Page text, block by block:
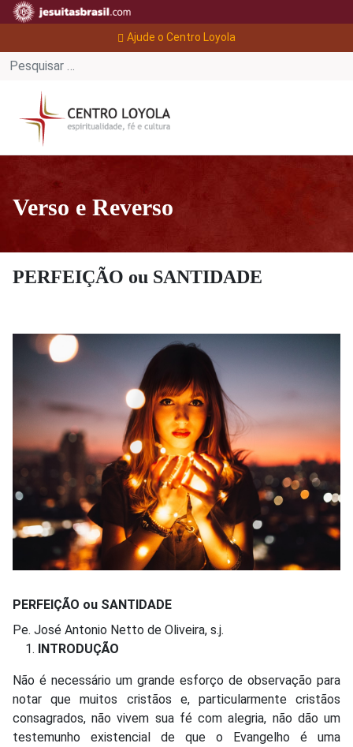
Ajude o Centro Loyola
Verso e Reverso
PERFEIÇÃO ou SANTIDADE
PERFEIÇÃO ou SANTIDADE
Pe. José Antonio Netto de Oliveira, s.j.
INTRODUÇÃO
Não é necessário um grande esforço de observação para
notar que muitos cristãos e, particularmente cristãos
consagrados, não vivem sua fé com alegria, não dão um
testemunho existencial de que o Evangelho é uma